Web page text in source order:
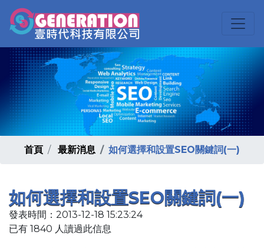
首頁 最新消息 如何選擇和設置SEO關鍵詞(一)
如何選擇和設置SEO關鍵詞(一)
發表時間：2013-12-18 15:23:24
已有 1840 人讀過此信息